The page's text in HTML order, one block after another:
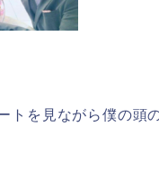
トを見ながら僕の頭